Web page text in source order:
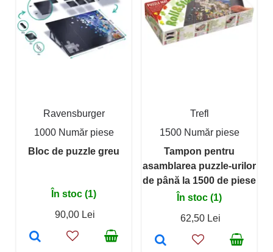
Ravensburger
1000 Număr piese
Bloc de puzzle greu
În stoc (1)
90,00 Lei
Trefl
1500 Număr piese
Tampon pentru
asamblarea puzzle-urilor
de până la 1500 de piese
În stoc (1)
62,50 Lei